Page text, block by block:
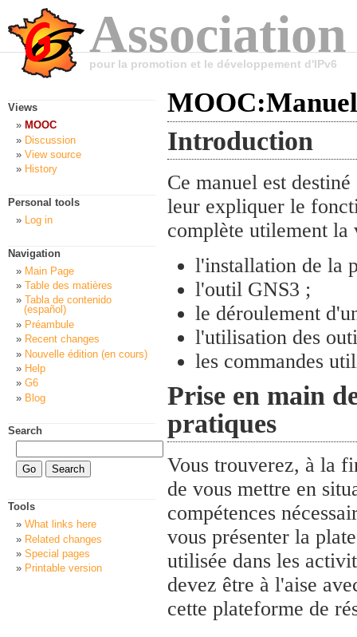
pour la promotion et le développement d'IPv6
Introduction
Ce manuel est
leur expliquer le
complète utilement la
l'installation de la
l'outil GNS3 ;
le déroulement
l'utilisation des
les commandes
Prise en main
pratiques
Vous trouverez, à la
de vous mettre en
compétences
vous présenter la
utilisée dans les
devez être à l'aise
cette plateforme de
Views
MOOC
Discussion
View source
History
Personal tools
Log in
Navigation
Main Page
Table des matières
Tabla de contenido
(español)
Préambule
Recent changes
Nouvelle édition (en cours)
Help
G6
Blog
Search
Tools
What links here
Related changes
Special pages
Printable version